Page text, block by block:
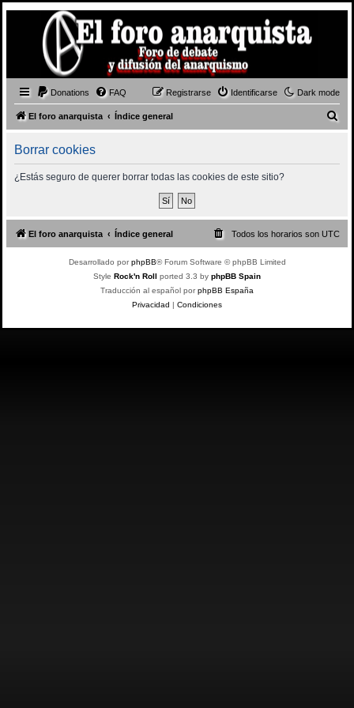
Dark mode
Donations FAQ Identificarse
Registrarse
El foro anarquista Índice general
Borrar cookies
¿Estás seguro de querer borrar todas las cookies de este sitio?
El foro anarquista Índice general Todos los horarios son UTC
Desarrollado porphpBB® Forum Software © phpBB Limited
Style Rock'n Roll ported 3.3 by phpBB Spain
Traducción al español porphpBB España
Privacidad | Condiciones